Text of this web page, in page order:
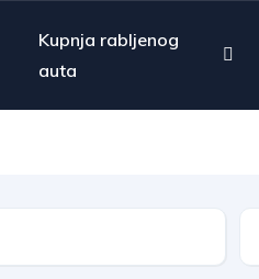
Kupnja rabljenog
auta